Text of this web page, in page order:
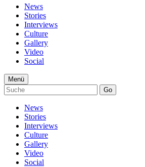
News
Stories
Interviews
Culture
Gallery
Video
Social
Menü
Go
News
Stories
Interviews
Culture
Gallery
Video
Social